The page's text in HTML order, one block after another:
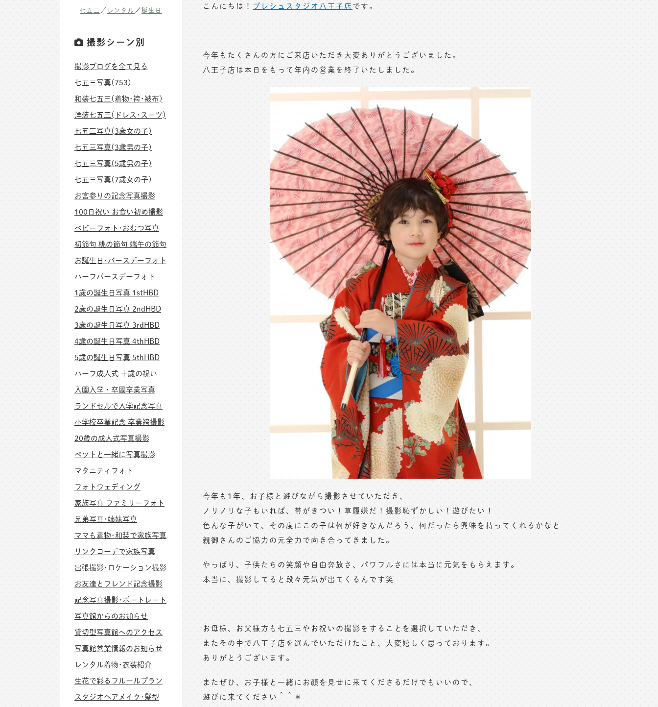
こんにちは！ プレシュスタジオ八王子店です。
今年もたくさんの方にご来店いただき大変ありがとうございました。
八王子店は本日をもって年内の営業を終了いたしました。
今年も1年、お子様と遊びながら撮影させていただき、
ノリノリな子もいれば、帯がきつい！草履嫌だ！撮影恥ずかしい！遊びたい！
色んな子がいて、その度にこの子は何が好きなんだろう、何だったら興味を持ってくれるかなと
親御さんのご協力の元全力で向き合ってきました。
やっぱり、子供たちの笑顔や自由奔放さ、パワフルさには本当に元気をもらえます。
本当に、撮影してると段々元気が出てくるんです笑
お母様、お父様方も七五三やお祝いの撮影をすることを選択していただき、
またその中で八王子店を選んでいただけたこと、大変嬉しく思っております。
ありがとうございます。
またぜひ、お子様と一緒にお顔を見せに来てくださるだけでもいいので、
遊びに来てください＾＾＊
七五三 ／ レンタル ／誕生日
撮影シーン別
撮影ブログを全て見る
七五三写真(753)
和装七五三(着物･袴･被布)
洋装七五三(ドレス･スーツ)
七五三写真(3歳女の子)
七五三写真(3歳男の子)
七五三写真(5歳男の子)
七五三写真(7歳女の子)
お宮参りの記念写真撮影
100日祝い お食い初め撮影
ベビーフォト･おむつ写真
初節句 桃の節句 端午の節句
お誕生日･バースデーフォト
ハーフバースデーフォト
1歳の誕生日写真 1stHBD
2歳の誕生日写真 2ndHBD
3歳の誕生日写真 3rdHBD
4歳の誕生日写真 4thHBD
5歳の誕生日写真 5thHBD
ハーフ成人式 十歳の祝い
入園入学・卒園卒業写真
ランドセルで入学記念写真
小学校卒業記念 卒業袴撮影
20歳の成人式写真撮影
ペットと一緒に写真撮影
マタニティフォト
フォトウェディング
家族写真 ファミリーフォト
兄弟写真･姉妹写真
ママも着物･和装で家族写真
リンクコーデで家族写真
出張撮影･ロケーション撮影
お友達とフレンド記念撮影
記念写真撮影･ポートレート
写真館からのお知らせ
貸切型写真館へのアクセス
写真館営業情報のお知らせ
レンタル着物･衣装紹介
生花で彩るフルールプラン
スタジオヘアメイク･髪型